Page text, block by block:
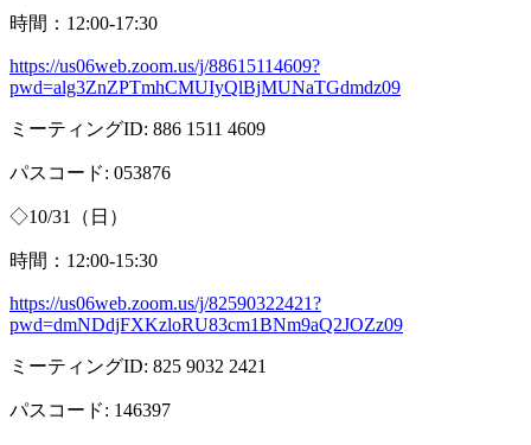
時間： 12:00-17:30
https://us06web.zoom.us/j/88615114609?
pwd=alg3ZnZPTmhCMUIyQlBjMUNaTGdmdz09
ミーティングID: 886 1511 4609
パスコード: 053876
◇10/31 （日）
時間： 12:00-15:30
https://us06web.zoom.us/j/82590322421?
pwd=dmNDdjFXKzloRU83cm1BNm9aQ2JOZz09
ミーティングID: 825 9032 2421
パスコード: 146397